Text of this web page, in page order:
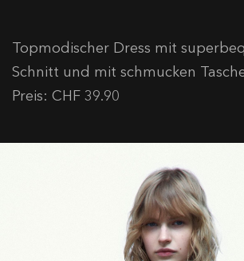
Topmodischer Dress mit
Schnitt und mit schmucken
Preis: CHF 39.90